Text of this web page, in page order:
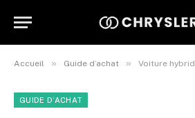
Accueil » Guide d’achat » Voiture hybride :
GUIDE D’ACHAT